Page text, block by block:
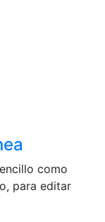
como
para editar